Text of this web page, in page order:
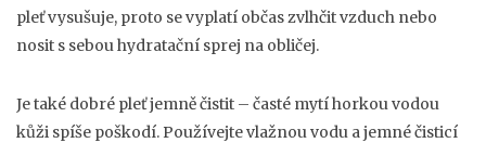
pleť vysušuje, proto se vyplatí občas zvlhčit vzduch nebo
nosit s sebou hydratační sprej na obličej.
Je také dobré pleť jemně čistit – časté mytí horkou vodou
kůži spíše poškodí. Používejte vlažnou vodu a jemné čisticí